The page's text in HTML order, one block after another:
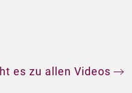
es zu allen Videos